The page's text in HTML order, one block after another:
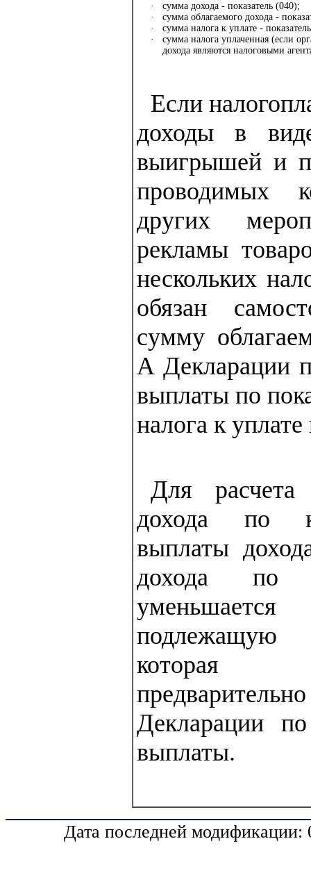
·
сумма дохода - показатель (040);
·
сумма облагаемого дохода -
·
сумма налога к уплате -
·
сумма налога уплаченная (если
дохода являются налоговыми
Если
доходы в
выигрышей и
проводимых
других
рекламы
нескольких
обязан
сумму
А Декларации
выплаты по
налога к
Для расчета
дохода по
выплаты
дохода по
подлежащую
которая
Декларации
выплаты.
Дата последней модификации: